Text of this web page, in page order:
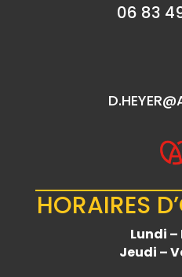
06 83
HORAIRES
Lundi
Jeudi –